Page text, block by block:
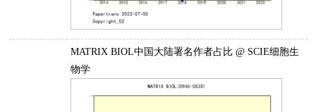
MATRIX BIOL中国大陆署名作者占比 @ SCIE细胞生
物学